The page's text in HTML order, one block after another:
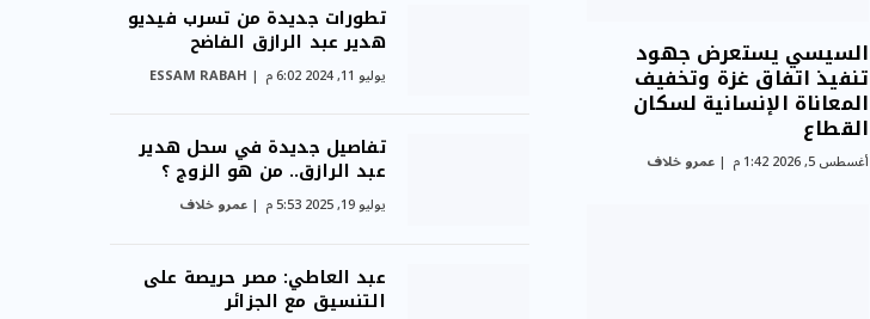
السيسي يستعرض جهود
تنفيذ اتفاق غزة وتخفيف
المعاناة الإنسانية لسكان
القطاع
أغسطس 5, 2026 1:42 م عمرو خلاف
تطورات جديدة من تسرب فيديو
هدير عبد الرازق الفاضح
يوليو 11, 2024 6:02 م ESSAM RABAH
تفاصيل جديدة في سحل هدير
عبد الرازق.. من هو الزوج ؟
يوليو 19, 2025 5:53 م عمرو خلاف
عبد العاطي: مصر حريصة على
التنسيق مع الجزائر